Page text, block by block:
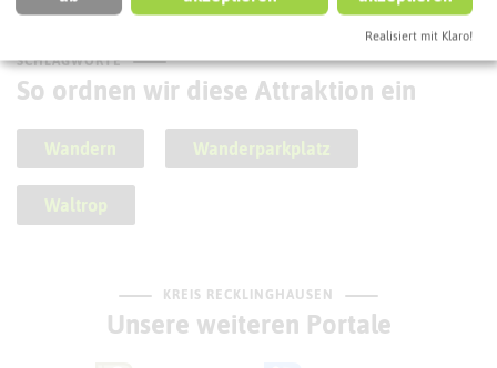
SCHLAGWORTE
So ordnen wir diese Attraktion ein
Wandern Wanderparkplatz
Waltrop
KREIS RECKLINGHAUSEN
Unsere weiteren Portale
Realisiert mit Klaro!